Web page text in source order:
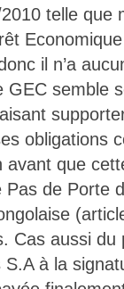
telle que
il n’a
semble
obligations
que
de Porte
Cas aussi
à la